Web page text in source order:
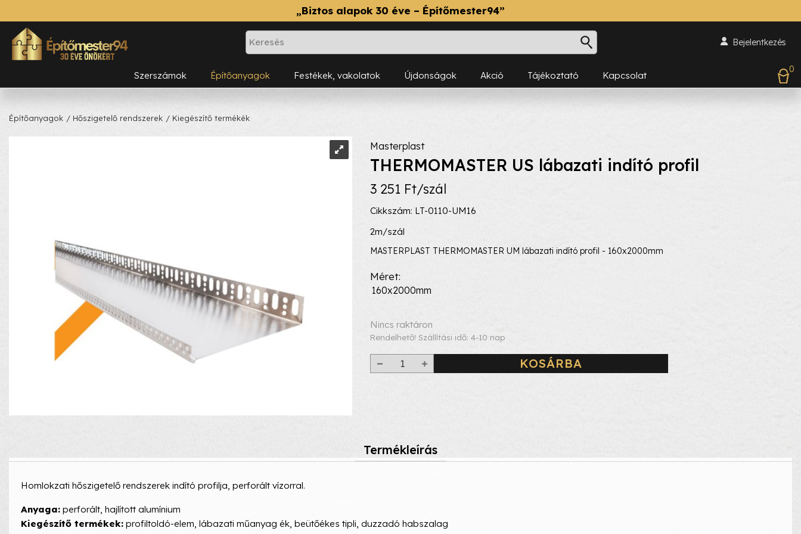
„Biztos alapok 30 éve – Építőmester94”
Bejelentkezés
Szerszámok Építőanyagok Festékek, vakolatok Újdonságok Akció Tájékoztató Kapcsolat
0
Építőanyagok / Hőszigetelő rendszerek / Kiegészítő termékék
Masterplast
THERMOMASTER US lábazati indító profil
3 251 Ft/szál
Cikkszám: LT-0110-UM16
2m/szál
MASTERPLAST THERMOMASTER UM lábazati indító profil - 160x2000mm
Méret
160x2000mm
Nincs raktáron
Rendelhető! Szállítási idő: 4-10 nap
KOSÁRBA
Termékleírás
Homlokzati hőszigetelő rendszerek indító profilja, perforált vízorral.
Anyaga: perforált, hajlított alumínium
Kiegészítő termékek: profiltoldó-elem, lábazati műanyag ék, beütőékes tipli, duzzadó habszalag